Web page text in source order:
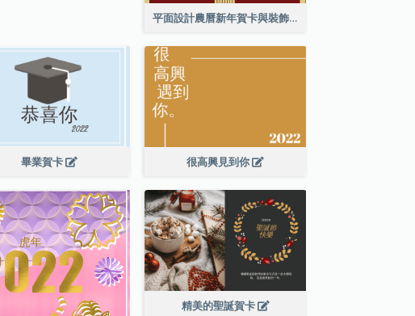
平面設計農曆新年賀卡與裝飾
畢業賀卡 很高興見到你
精美的聖誕賀卡